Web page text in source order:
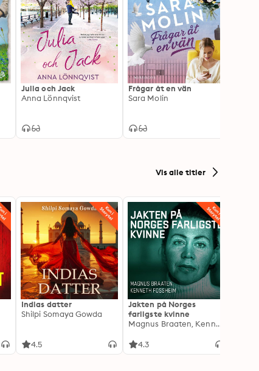
Julia och Jack
Anna Lönnqvist
Frågar åt en vän
Sara Molin
Vis alle titler
Indias datter
Shilpi Somaya Gowda
4.5
Jakten på Norges
farligste kvinne
Magnus Braaten, Kenneth Fossheim
4.3